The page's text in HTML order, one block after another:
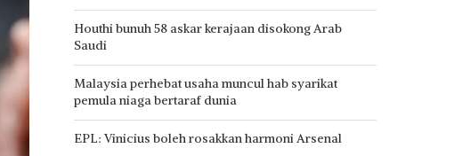
Houthi bunuh 58 askar kerajaan disokong Arab
Saudi
Malaysia perhebat usaha muncul hab syarikat
pemula niaga bertaraf dunia
EPL: Vinicius boleh rosakkan harmoni Arsenal